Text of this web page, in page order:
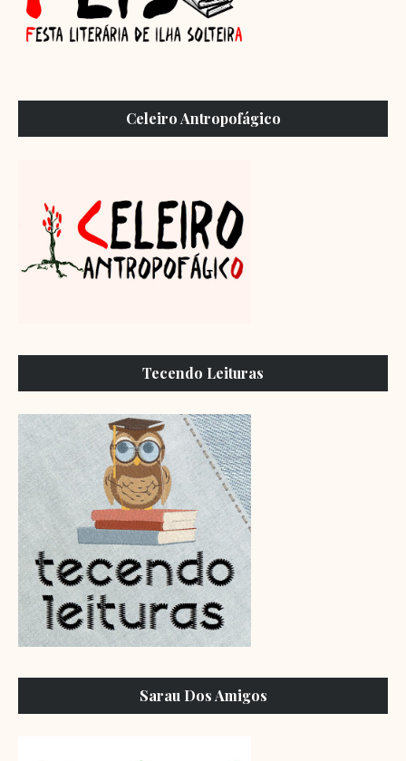
Celeiro Antropofágico
Tecendo Leituras
Sarau Dos Amigos